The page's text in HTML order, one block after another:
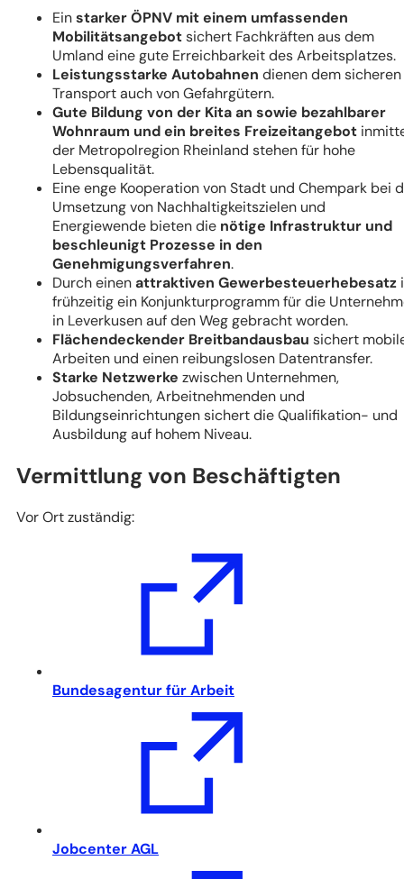
Einstarker ÖPNV mit einem umfassenden
Mobilitätsangebotsichert Fachkräften aus dem
Umland eine gute Erreichbarkeit des Arbeitsplatzes.
Leistungsstarke Autobahnen dienen dem sicheren
Transport auch von Gefahrgütern.
Gute Bildung von der Kita an sowie bezahlbarer
Wohnraum und ein breites Freizeitangebot
der Metropolregion Rheinland stehen für hohe
Lebensqualität.
Eine enge Kooperation von Stadt und Chempark bei
Umsetzung von Nachhaltigkeitszielen und
Energiewende bieten die nötige Infrastruktur und
beschleunigt Prozesse in den
Genehmigungsverfahren.
Durch einenattraktiven Gewerbesteuerhebesatz
frühzeitig ein Konjunkturprogramm für die
in Leverkusen auf den Weg gebracht worden.
Flächendeckender Breitbandausbau sichert
Arbeiten und einen reibungslosen Datentransfer.
Starke Netzwerke zwischen Unternehmen,
Jobsuchenden, Arbeitnehmenden und
Bildungseinrichtungen sichert die Qualifikation- und
Ausbildung auf hohem Niveau.
Vermittlung von Beschäftigten
Vor Ort zuständig:
Bundesagentur für Arbeit
Jobcenter AGL